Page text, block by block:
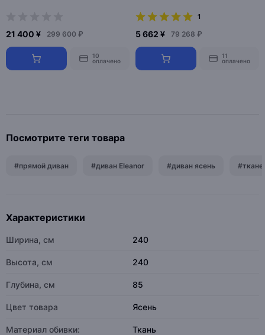
21 400 ¥ 299 600 ₽
10
оплачено
1
5 662 ¥ 79 268 ₽
11
оплачено
Посмотрите теги товара
#прямой диван #диван Eleanor #диван ясень
Характеристики
Ширина, см 240
Высота, см 240
Глубина, см 85
Цвет товара Ясень
Материал обивки: Ткань